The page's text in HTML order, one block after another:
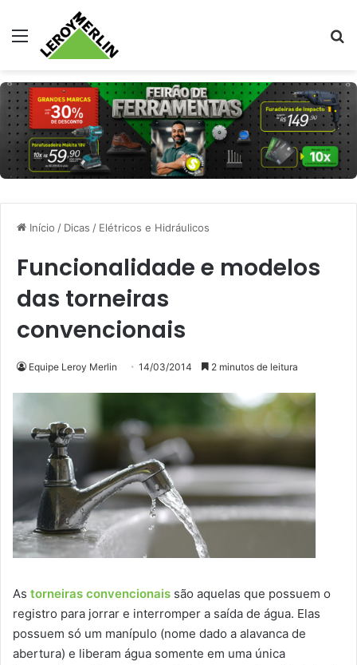
Menu
Início / Dicas / Elétricos e Hidráulicos
Funcionalidade e modelos
das torneiras
convencionais
Equipe Leroy Merlin 14/03/2014 2 minutos de leitura
As torneiras convencionais são aquelas que possuem o
registro para jorrar e interromper a saída de água. Elas
possuem só um manípulo (nome dado a alavanca de
abertura) e liberam água somente em uma única